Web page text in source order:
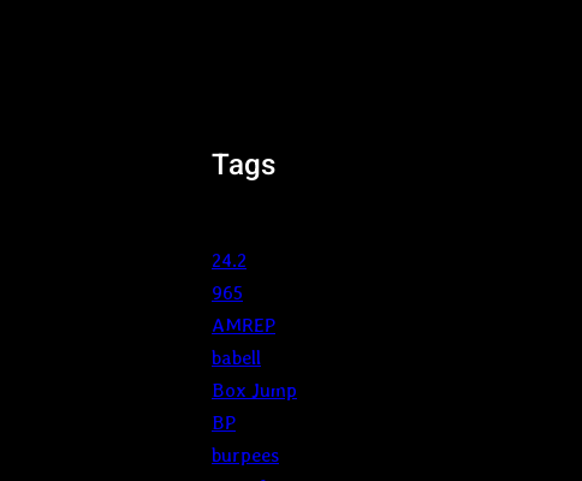
Tags
24.2
965
AMREP
babell
Box Jump
BP
burpees